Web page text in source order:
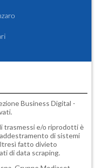
Business Digital -
trasmessi e/o riprodotti è
di sistemi
fatto divieto
di data scraping.